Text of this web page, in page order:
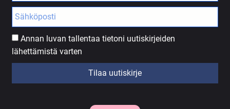
Annan luvan tallentaa tietoni uutiskirjeiden
lähettämistä varten
Tilaa uutiskirje